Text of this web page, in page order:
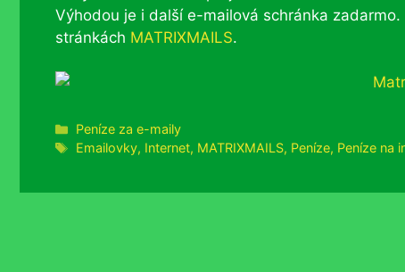
Výhodou je i další e-mailová schránka
stránkách MATRIXMAILS.
Rubriky
Peníze za e-maily
Štítky
Emailovky, Internet, MATRIXMAILS, Peníze, Peníze na